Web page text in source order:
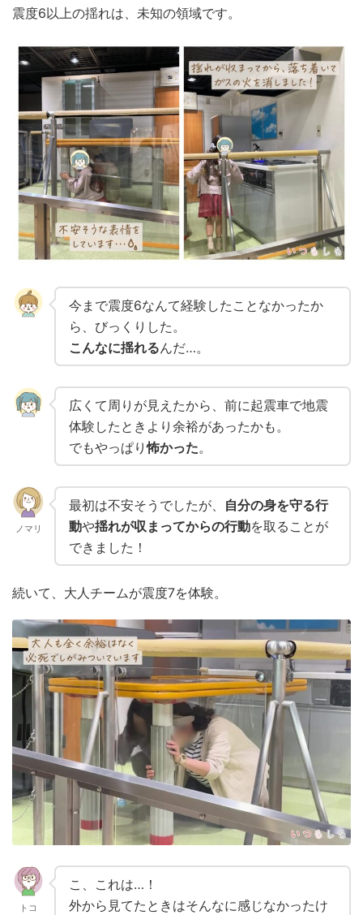
震度6以上の揺れは、未知の領域です。
今まで震度6なんて経験したことなかったか
ら、びっくりした。
こんなに揺れるんだ…。
広くて周りが見えたから、前に起震車で地震
体験したときより余裕があったかも。
でもやっぱり怖かった。
ノマリ
最初は不安そうでしたが、 自分の身を守る行
動や揺れが収まってからの行動を取ることが
できました！
続いて、大人チームが震度7を体験。
トコ
こ、これは…！
外から見てたときはそんなに感じなかったけ